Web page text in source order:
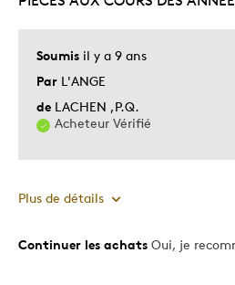
Soumis il y a 9 ans
Par L'ANGE
de LACHEN ,P.Q.
Acheteur Vérifié
Plus de détails
Le pour
Continuer les achats Oui, je